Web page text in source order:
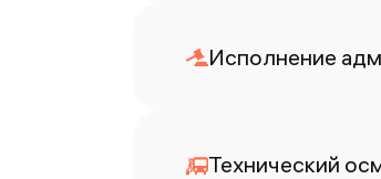
Исполнение
Технический